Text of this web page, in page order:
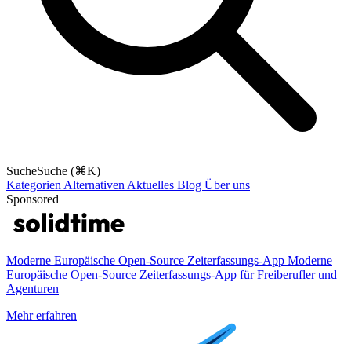
SucheSuche (⌘K)
Kategorien Alternativen Aktuelles Blog Über uns
Sponsored
Moderne Europäische Open-Source Zeiterfassungs-App Moderne
Europäische Open-Source Zeiterfassungs-App für Freiberufler und
Agenturen
Mehr erfahren